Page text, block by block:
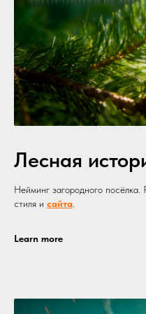
Лесная
Нейминг загородного посёлка.
стиля и сайта
Learn more